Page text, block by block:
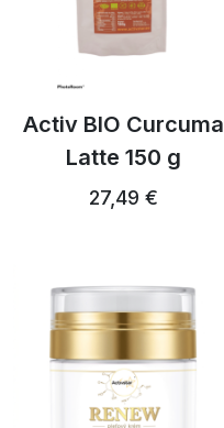
Activ BIO Curcuma
Latte 150 g
27,49 €